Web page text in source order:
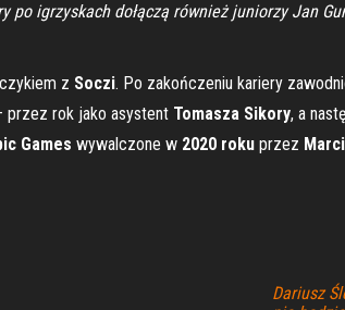
igrzyskach dołączą również juniorzy Jan
z Soczi. Po zakończeniu kariery
przez rok jako asystent Tomasza Sikory, a
Games wywalczone w 2020 roku przez
Dariusz